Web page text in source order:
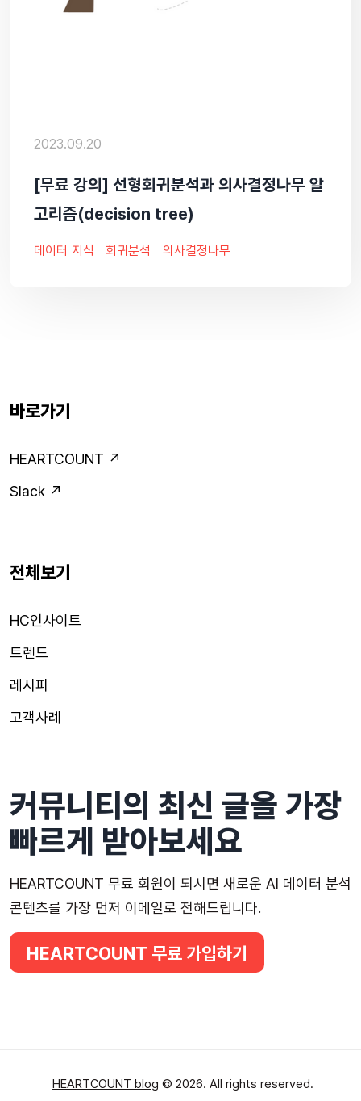
2023.09.20
[무료 강의] 선형회귀분석과 의사결정나무 알
고리즘(decision tree)
데이터 지식 회귀분석 의사결정나무
바로가기
HEARTCOUNT ↗
Slack ↗
전체보기
HC인사이트
트렌드
레시피
고객사례
커뮤니티의 최신 글을 가장
빠르게 받아보세요
HEARTCOUNT 무료 회원이 되시면 새로운 AI 데이터 분석
콘텐츠를 가장 먼저 이메일로 전해드립니다.
HEARTCOUNT 무료 가입하기
HEARTCOUNT blog © 2026. All rights reserved.